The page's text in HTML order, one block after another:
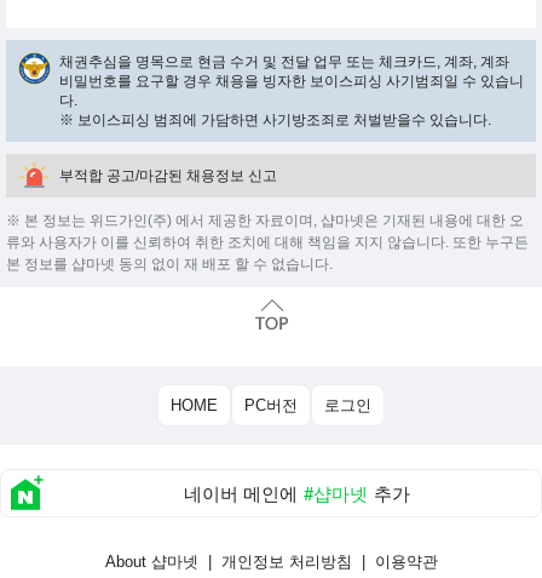
채권추심을 명목으로 현금 수거 및 전달 업무 또는 체크카드, 계좌, 계좌
비밀번호를 요구할 경우 채용을 빙자한 보이스피싱 사기범죄일 수 있습니
다.
※ 보이스피싱 범죄에 가담하면 사기방조죄로 처벌받을수 있습니다.
부적합 공고/마감된 채용정보 신고
※ 본 정보는 위드가인(주) 에서 제공한 자료이며, 샵마넷은 기재된 내용에 대한 오
류와 사용자가 이를 신뢰하여 취한 조치에 대해 책임을 지지 않습니다. 또한 누구든
본 정보를 샵마넷 동의 없이 재 배포 할 수 없습니다.
HOME PC버전 로그인
네이버 메인에 #샵마넷 추가
About 샵마넷 | 개인정보 처리방침 | 이용약관